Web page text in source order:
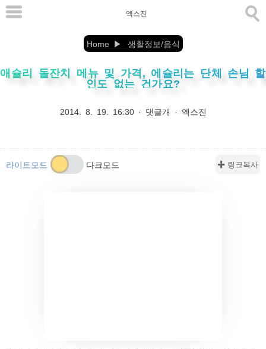
본
바
엑스진
Home 생활정보/음식
애슐리 돌잔치 메뉴 및 가격, 에슐리는 단체 손님 할
인도 없는 건가요?
2014. 8. 19. 16:30· 댓글개 · 엑스진
✚ 링크복사